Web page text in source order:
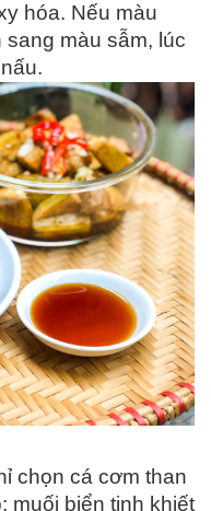
hóa. Nếu màu
màu sẫm, lúc
chọn cá cơm than
muối biển tinh khiết